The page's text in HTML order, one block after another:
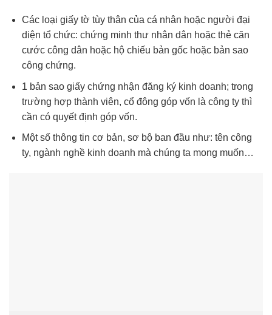
Các loại giấy tờ tùy thân của cá nhân hoặc người đại
diện tổ chức: chứng minh thư nhân dân hoặc thẻ căn
cước công dân hoặc hộ chiếu bản gốc hoặc bản sao
công chứng.
1 bản sao giấy chứng nhận đăng ký kinh doanh; trong
trường hợp thành viên, cổ đông góp vốn là công ty thì
cần có quyết định góp vốn.
Một số thông tin cơ bản, sơ bộ ban đầu như: tên công
ty, ngành nghề kinh doanh mà chúng ta mong muốn…